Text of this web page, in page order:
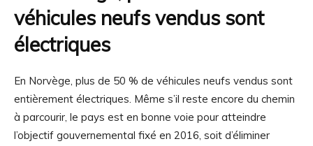
véhicules neufs vendus sont
électriques
En Norvège, plus de 50 % de véhicules neufs vendus sont
entièrement électriques. Même s’il reste encore du chemin
à parcourir, le pays est en bonne voie pour atteindre
l’objectif gouvernemental fixé en 2016, soit d’éliminer